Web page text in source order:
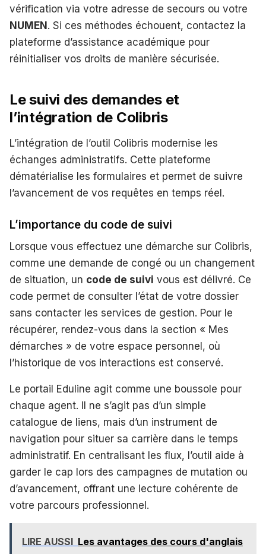
vérification via votre adresse de secours ou votre
NUMEN . Si ces méthodes échouent, contactez la
plateforme d’assistance académique pour
réinitialiser vos droits de manière sécurisée.
Le suivi des demandes et
l’intégration de Colibris
L’intégration de l’outil Colibris modernise les
échanges administratifs. Cette plateforme
dématérialise les formulaires et permet de suivre
l’avancement de vos requêtes en temps réel.
L’importance du code de suivi
Lorsque vous effectuez une démarche sur Colibris,
comme une demande de congé ou un changement
de situation, un code de suivi vous est délivré. Ce
code permet de consulter l’état de votre dossier
sans contacter les services de gestion. Pour le
récupérer, rendez-vous dans la section « Mes
démarches » de votre espace personnel, où
l’historique de vos interactions est conservé.
Le portail Eduline agit comme une boussole pour
chaque agent. Il ne s’agit pas d’un simple
catalogue de liens, mais d’un instrument de
navigation pour situer sa carrière dans le temps
administratif. En centralisant les flux, l’outil aide à
garder le cap lors des campagnes de mutation ou
d’avancement, offrant une lecture cohérente de
votre parcours professionnel.
LIRE AUSSI Les avantages des cours d'anglais